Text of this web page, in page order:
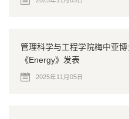
管理科学与工程学院梅中亚
《Energy》发表
2025年11月05日